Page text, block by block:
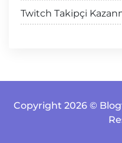
Twitch Takipçi
Copyright 2026 ©